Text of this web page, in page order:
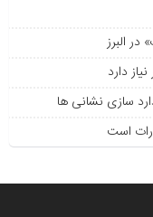
البرز
دارد
سازی نشانی ها
است